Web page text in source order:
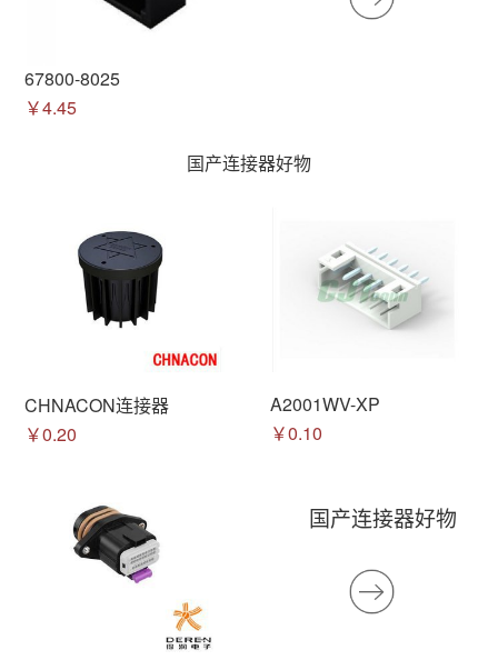
67800-8025
￥4.45
国产连接器好物
CHNACON连接器
￥0.20
A2001WV-XP
￥0.10
国产连接器好物